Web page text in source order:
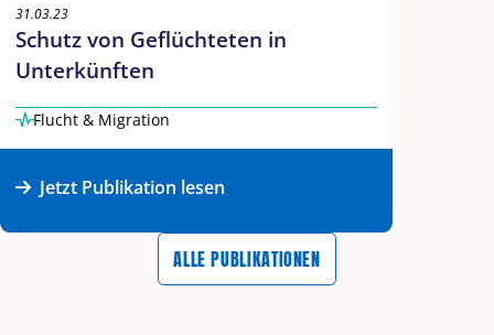
31.03.23
Schutz von Geflüchteten in
Unterkünften
Flucht & Migration
Jetzt Publikation lesen
ALLE PUBLIKATIONEN